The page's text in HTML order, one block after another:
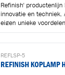
Refinish'
innovatie en techniek.
eigen unieke
REFLSP-5
REFINISH KOPLAMP